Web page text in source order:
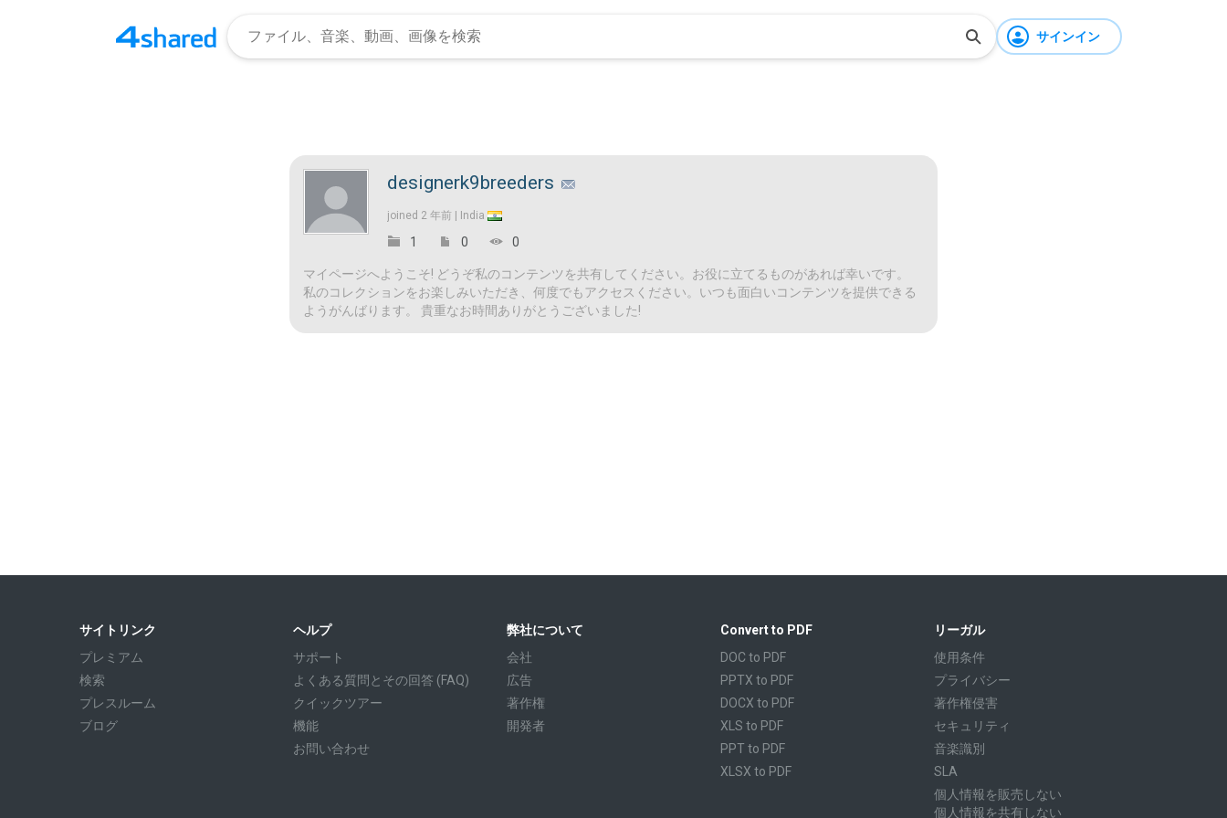
サインイン
designerk9breeders
joined 2 年前 | India
1 0 0
マイページへようこそ! どうぞ私のコンテンツを共有してください。お役に立てるものがあれば幸いです。
私のコレクションをお楽しみいただき、何度でもアクセスください。いつも面白いコンテンツを提供できる
ようがんばります。 貴重なお時間ありがとうございました!
サイトリンク
プレミアム
検索
プレスルーム
ブログ
ヘルプ
サポート
よくある質問とその回答 (FAQ)
クイックツアー
機能
お問い合わせ
弊社について
会社
広告
著作権
開発者
Convert to PDF
DOC to PDF
PPTX to PDF
DOCX to PDF
XLS to PDF
PPT to PDF
XLSX to PDF
リーガル
使用条件
プライバシー
著作権侵害
セキュリティ
音楽識別
SLA
個人情報を販売しない
個人情報を共有しない